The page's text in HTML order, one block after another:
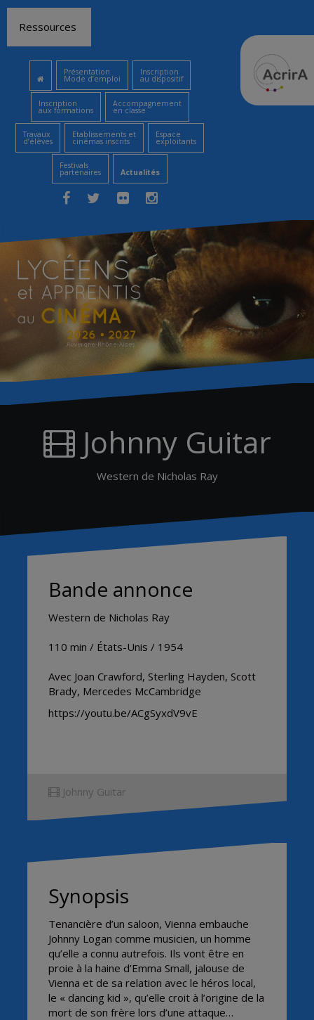
contenu
Ressources
Présentation
Mode d’emploi
Inscription
au dispositif
Inscription
aux formations
Accompagnement
en classe
Travaux
d’élèves
Etablissements et
cinémas inscrits
Espace
exploitants
Festivals
partenaires Actualités
Johnny Guitar
Western de Nicholas Ray
Bande annonce
Western de Nicholas Ray
110 min / États-Unis / 1954
Avec Joan Crawford, Sterling Hayden, Scott
Brady, Mercedes McCambridge
https://youtu.be/ACgSyxdV9vE
Johnny Guitar
Synopsis
Tenancière d’un saloon, Vienna embauche
Johnny Logan comme musicien, un homme
qu’elle a connu autrefois. Ils vont être en
proie à la haine d’Emma Small, jalouse de
Vienna et de sa relation avec le héros local,
le « dancing kid », qu’elle croit à l’origine de la
mort de son frère lors d’une attaque…